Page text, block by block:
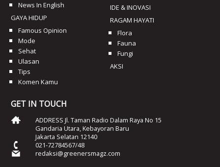
News In English
GAYA HIDUP
Famous Opinion
Mode
Sehat
Ulasan
Tips
Komen Kamu
IDE & INOVASI
RAGAM HAYATI
Flora
Fauna
Fungi
AKSI
GET IN TOUCH
ADDRESS Jl. Taman Radio Dalam Raya No 15
Gandaria Utara, Kebayoran Baru
Jakarta Selatan 12140
021-72784567/48
redaksi@greenersmagz.com